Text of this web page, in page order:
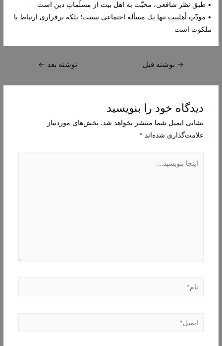
• طبق نظر شافعى، محبّت به اهل بيت از مسلّماتِ دين است
• مودّتِ أهل‏بيت تنها يك مسأله اجتماعى نيست؛ بلكه برقرارى ارتباط با
ملكوت است
راهبری
→ نوشته قبل نوشته بعد ←
دیدگاه‌ خود را بنویسید
نشانی ایمیل شما منتشر نخواهد شد. بخش‌های موردنیاز
علامت‌گذاری شده‌اند *
بنویسید…
نام*
ایمیل*